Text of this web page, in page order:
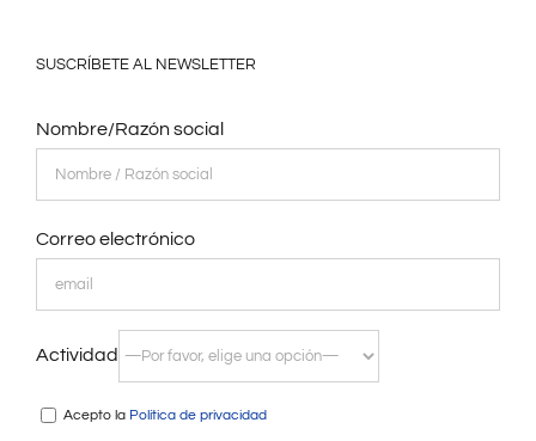
SUSCRÍBETE AL NEWSLETTER
Nombre/Razón social
Correo electrónico
Actividad
Acepto la Política de privacidad